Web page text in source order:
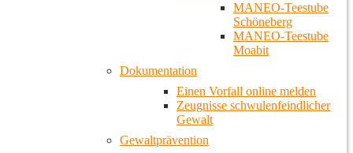
MANEO-Teestube
Schöneberg
MANEO-Teestube
Moabit
Dokumentation
Einen Vorfall online melden
Zeugnisse schwulenfeindlicher
Gewalt
Gewaltprävention